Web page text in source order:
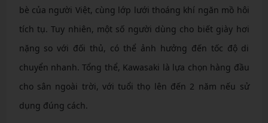
bè của người Việt, cùng lớp lưới thoáng khí ngăn mồ hôi
tích tụ. Tuy nhiên, một số người dùng cho biết giày hơi
nặng so với đối thủ, có thể ảnh hưởng đến tốc độ di
chuyển nhanh. Tổng thể, Kawasaki là lựa chọn hàng đầu
cho sân ngoài trời, với tuổi thọ lên đến 2 năm nếu sử
dụng đúng cách.